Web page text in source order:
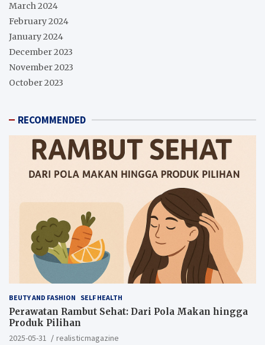
March 2024
February 2024
January 2024
December 2023
November 2023
October 2023
RECOMMENDED
BEUTY AND FASHION SELF HEALTH
Perawatan Rambut Sehat: Dari Pola Makan hingga
Produk Pilihan
2025-05-31 realisticmagazine